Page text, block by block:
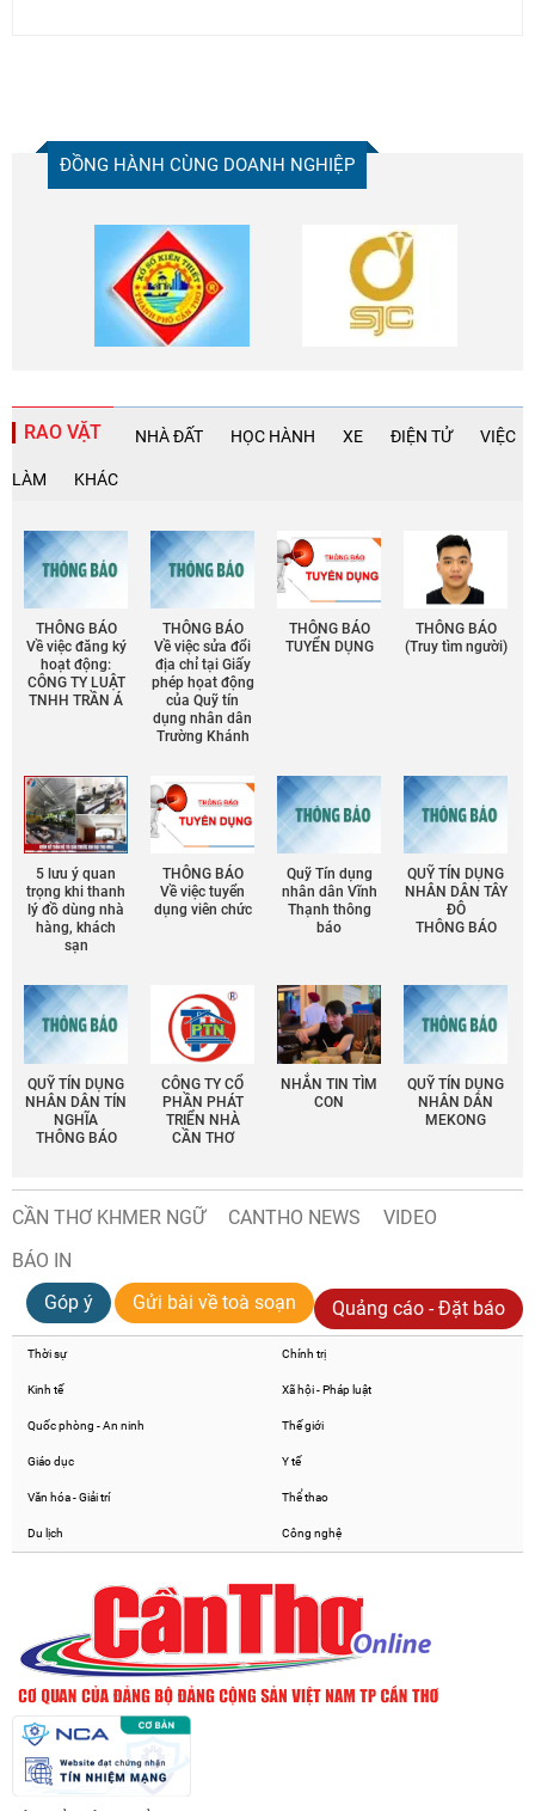
ĐỒNG HÀNH CÙNG DOANH NGHIỆP
RAO VẶT NHÀ ĐẤT HỌC HÀNH XE ĐIỆN TỬ VIỆC
LÀM KHÁC
THÔNG BÁO
Về việc đăng ký
hoạt động:
CÔNG TY LUẬT
TNHH TRẦN Á
THÔNG BÁO
Về việc sửa đổi
địa chỉ tại Giấy
phép họat động
của Quỹ tín
dụng nhân dân
Trường Khánh
THÔNG BÁO
TUYỂN DỤNG
THÔNG BÁO
(Truy tìm người)
5 lưu ý quan
trọng khi thanh
lý đồ dùng nhà
hàng, khách
sạn
THÔNG BÁO
Về việc tuyển
dụng viên chức
Quỹ Tín dụng
nhân dân Vĩnh
Thạnh thông
báo
QUỸ TÍN DỤNG
NHÂN DÂN TÂY
ĐÔ
THÔNG BÁO
QUỸ TÍN DỤNG
NHÂN DÂN TÍN
NGHĨA
THÔNG BÁO
CÔNG TY CỔ
PHẦN PHÁT
TRIỂN NHÀ
CẦN THƠ
NHẮN TIN TÌM
CON
QUỸ TÍN DỤNG
NHÂN DÂN
MEKONG
CẦN THƠ KHMER NGỮ CANTHO NEWS
VIDEO
BÁO IN
Góp ý
Gửi bài về toà soạn Quảng cáo - Đặt báo
Thời sự Chính trị
Kinh tế Xã hội - Pháp luật
Quốc phòng - An ninh Thế giới
Giáo dục Y tế
Văn hóa - Giải trí Thể thao
Du lịch Công nghệ